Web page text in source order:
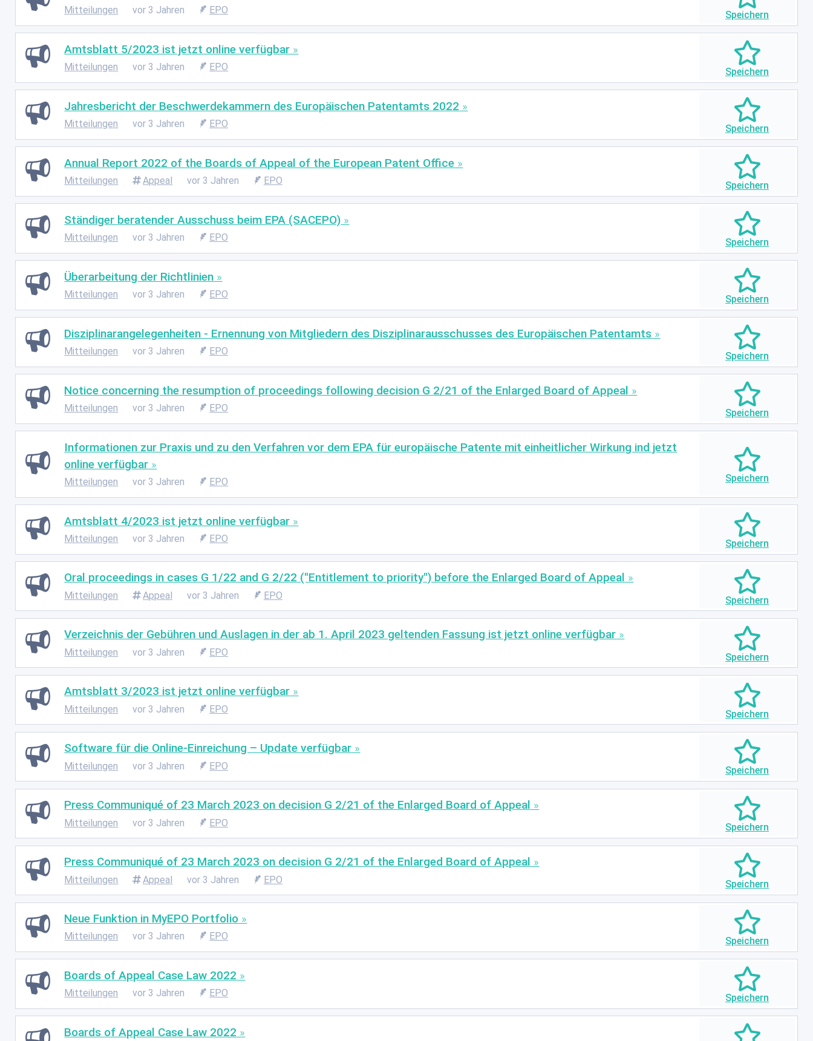
Mitteilungen vor 3 Jahren EPO
Amtsblatt 5/2023 ist jetzt online verfügbar
Mitteilungen vor 3 Jahren EPO
Jahresbericht der Beschwerdekammern des Europäischen Patentamts 2022
Mitteilungen vor 3 Jahren EPO
Annual Report 2022 of the Boards of Appeal of the European Patent Office
Mitteilungen Appeal vor 3 Jahren EPO
Ständiger beratender Ausschuss beim EPA (SACEPO)
Mitteilungen vor 3 Jahren EPO
Überarbeitung der Richtlinien
Mitteilungen vor 3 Jahren EPO
Disziplinarangelegenheiten - Ernennung von Mitgliedern des Disziplinarausschusses des Europäischen Patentamts
Mitteilungen vor 3 Jahren EPO
Notice concerning the resumption of proceedings following decision G 2/21 of the Enlarged Board of Appeal
Mitteilungen vor 3 Jahren EPO
Informationen zur Praxis und zu den Verfahren vor dem EPA für europäische Patente mit einheitlicher Wirkung ind jetzt
online verfügbar
Mitteilungen vor 3 Jahren EPO
Amtsblatt 4/2023 ist jetzt online verfügbar
Mitteilungen vor 3 Jahren EPO
Oral proceedings in cases G 1/22 and G 2/22 ("Entitlement to priority") before the Enlarged Board of Appeal
Mitteilungen Appeal vor 3 Jahren EPO
Verzeichnis der Gebühren und Auslagen in der ab 1. April 2023 geltenden Fassung ist jetzt online verfügbar
Mitteilungen vor 3 Jahren EPO
Amtsblatt 3/2023 ist jetzt online verfügbar
Mitteilungen vor 3 Jahren EPO
Software für die Online-Einreichung – Update verfügbar
Mitteilungen vor 3 Jahren EPO
Press Communiqué of 23 March 2023 on decision G 2/21 of the Enlarged Board of Appeal
Mitteilungen vor 3 Jahren EPO
Press Communiqué of 23 March 2023 on decision G 2/21 of the Enlarged Board of Appeal
Mitteilungen Appeal vor 3 Jahren EPO
Neue Funktion in MyEPO Portfolio
Mitteilungen vor 3 Jahren EPO
Boards of Appeal Case Law 2022
Mitteilungen vor 3 Jahren EPO
Boards of Appeal Case Law 2022